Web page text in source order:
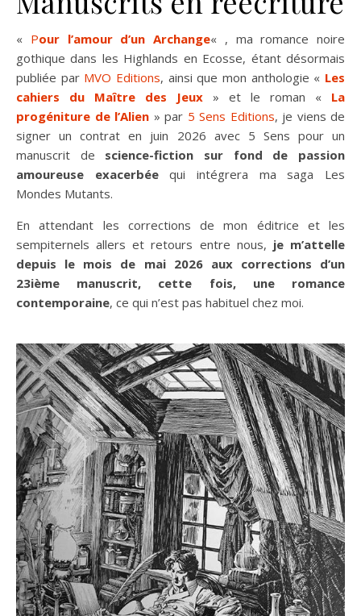
« Pour l’amour d’un Archange« , ma romance noire
gothique dans les Highlands en Ecosse, étant désormais
publiée par MVO Editions, ainsi que mon anthologie « Les
cahiers du Maître des Jeux » et le roman « La
progéniture de l’Alien » par 5 Sens Editions, je viens de
signer un contrat en juin 2026 avec 5 Sens pour un
manuscrit de science-fiction sur fond de passion
amoureuse exacerbéequi intégrera ma saga Les
Mondes Mutants.
En attendant les corrections de mon éditrice et les
sempiternels allers et retours entre nous, je m’attelle
depuis le mois de mai 2026 aux corrections d’un
23ième manuscrit, cette fois, une romance
contemporaine, ce qui n’est pas habituel chez moi.